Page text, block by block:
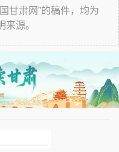
甘肃网”的稿件，均为
源。